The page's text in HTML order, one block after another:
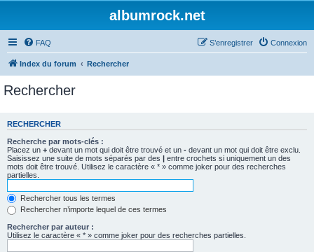
albumrock.net
FAQ Connexion
S’enregistrer
Index du forum Rechercher
Rechercher
RECHERCHER
Recherche par mots-clés :
Placez un + devant un mot qui doit être trouvé et un - devant un mot qui doit être exclu.
Saisissez une suite de mots séparés par des | entre crochets si uniquement un des
mots doit être trouvé. Utilisez le caractère « * » comme joker pour des recherches
partielles.
Rechercher tous les termes
Rechercher n’importe lequel de ces termes
Rechercher par auteur :
Utilisez le caractère « * » comme joker pour des recherches partielles.